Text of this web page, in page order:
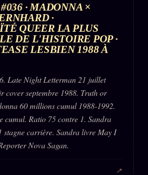
· MADONNA ×
·
QUEER LA PLUS
DE L'HISTOIRE POP ·
LESBIEN 1988 À
Late Night Letterman 21 juillet
cover septembre 1988. Truth or
60 millions cumul 1988-1992.
cumul. Ratio 75 contre 1. Sandra
stagne carrière. Sandra livre May I
Nova Sagan.
↗